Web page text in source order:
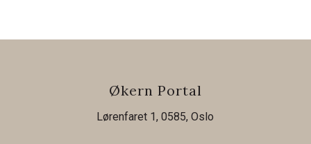
Økern Portal
Lørenfaret 1, 0585, Oslo